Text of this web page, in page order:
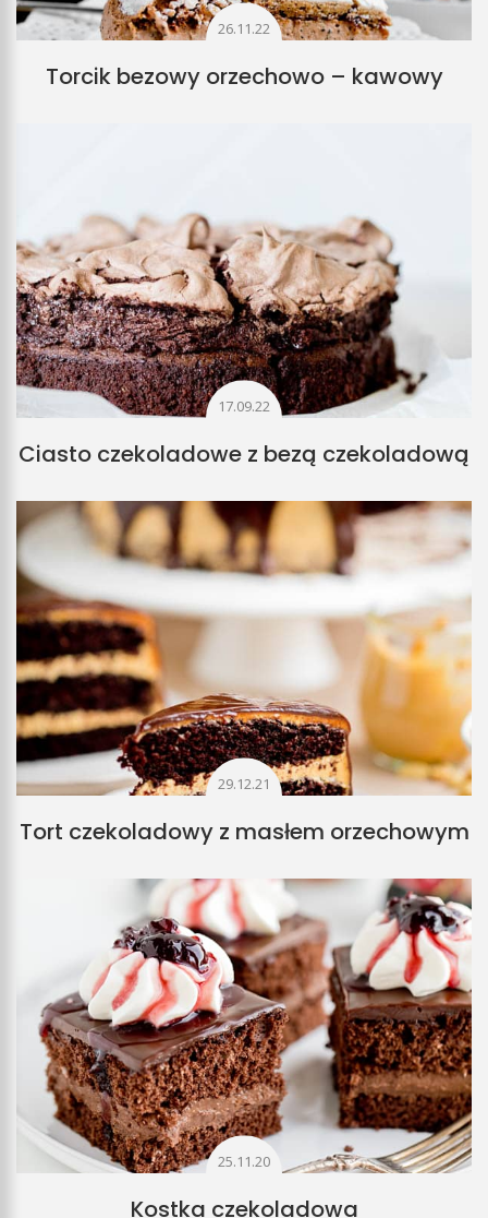
26.11.22
Torcik bezowy orzechowo – kawowy
17.09.22
Ciasto czekoladowe z bezą czekoladową
29.12.21
Tort czekoladowy z masłem orzechowym
25.11.20
Kostka czekoladowa